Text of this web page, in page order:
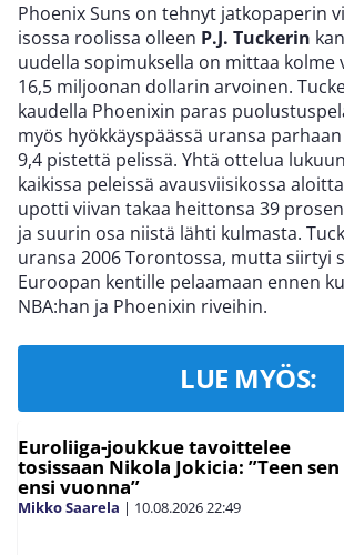
Phoenix Suns on tehnyt jatkopaperin
isossa roolissa olleen P.J. Tuckerin
uudella sopimuksella on mittaa kolme
16,5 miljoonan dollarin arvoinen.
kaudella Phoenixin paras
myös hyökkäyspäässä uransa
9,4 pistettä pelissä. Yhtä ottelua
kaikissa peleissä avausviisikossa
upotti viivan takaa heittonsa 39
ja suurin osa niistä lähti kulmasta.
uransa 2006 Torontossa, mutta siirtyi
Euroopan kentille pelaamaan ennen
NBA:han ja Phoenixin riveihin.
LUE MYÖS:
Euroliiga-joukkue tavoittelee
tosissaan Nikola Jokicia: ”Teen sen
ensi vuonna”
Mikko Saarela | 10.08.202622:49